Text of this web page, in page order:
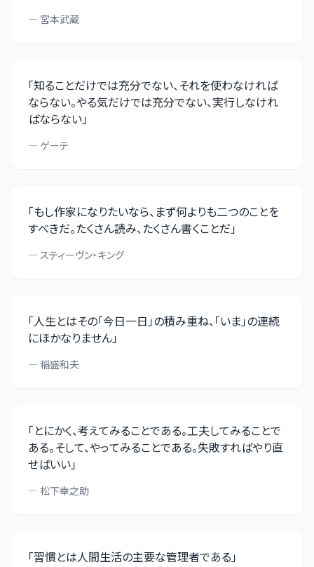
— 宮本武蔵
「知ることだけでは充分でない、それを使わなければ
ならない。やる気だけでは充分でない、実行しなけれ
ばならない」
— ゲーテ
「もし作家になりたいなら、まず何よりも二つのことを
すべきだ。たくさん読み、たくさん書くことだ」
— スティーヴン・キング
「人生とはその「今日一日」の積み重ね、「いま」の連続
にほかなりません」
— 稲盛和夫
「とにかく、考えてみることである。工夫してみることで
ある。そして、やってみることである。失敗すればやり直
せばいい」
— 松下幸之助
「習慣とは人間生活の主要な管理者である」